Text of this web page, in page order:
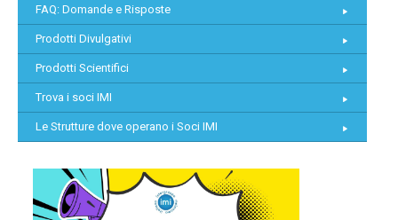
FAQ: Domande e Risposte
Prodotti Divulgativi
Prodotti Scientifici
Trova i soci IMI
Le Strutture dove operano i Soci IMI